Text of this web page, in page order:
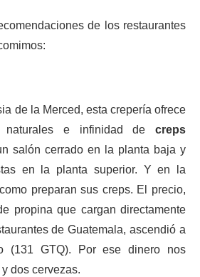
de los restaurantes
de la Merced, esta crepería ofrece
e infinidad decreps
salón cerrado en la planta baja y
en la planta superior. Y en la
preparan sus creps. El precio,
propina que cargan directamente
de Guatemala, ascendió a
(131 GTQ). Por ese dinero nos
dos cervezas.